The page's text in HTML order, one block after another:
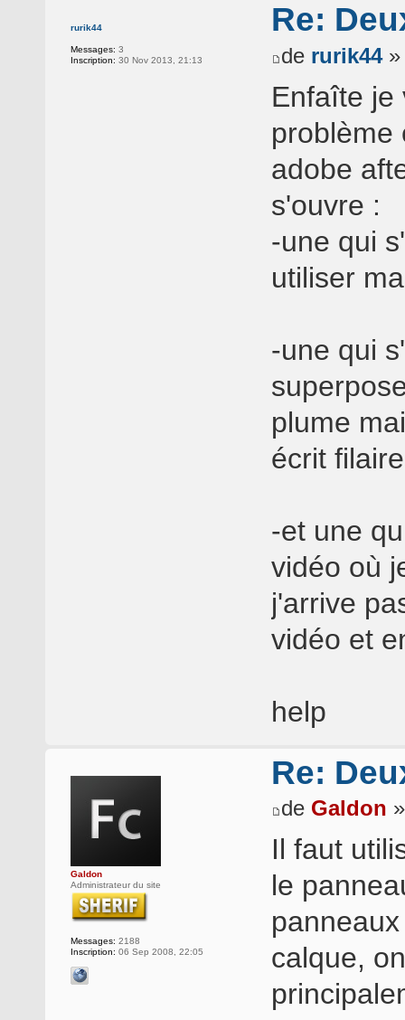
rurik44
Messages: 3
Inscription: 30 Nov 2013, 21:13
Re:
de rurik44»
Enfaîte je
problème
adobe
s'ouvre :
-une qui
utiliser
-une qui
plume
écrit
-et une
vidéo où
j'arrive
vidéo et
help
Galdon
Administrateur du site
Messages: 2188
Inscription: 06 Sep 2008, 22:05
Re:
de Galdon
Il faut
le
calque,